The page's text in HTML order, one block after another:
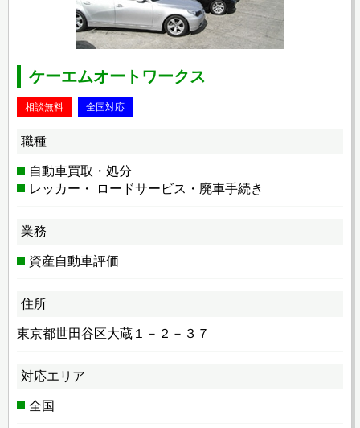
ケーエムオートワークス
相談無料 全国対応
職種
自動車買取・処分
レッカー・ ロードサービス・廃車手続き
業務
資産自動車評価
住所
東京都世田谷区大蔵１－２－３７
対応エリア
全国